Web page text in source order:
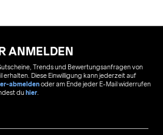
ANMELDEN
Trends und Bewertungsanfragen von
Diese Einwilligung kann jederzeit auf
abmeldenoder am Ende jeder E-Mail widerrufen
duhier